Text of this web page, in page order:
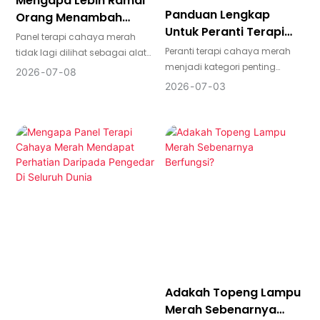
dalam atau kedua-duanya.
Orang Menambah
Panel Terapi Lampu
Merah Ke Dalam Rutin
Harian Mereka
Panel terapi cahaya merah
tidak lagi dilihat sebagai alat
kesejahteraan khusus sahaja.
pemulihan dan rutin
penjagaan diri yang lebih
konsisten dari rumah.
2026 07 08
Panduan Lengkap
Untuk Peranti Terapi
Lampu Merah
Peranti terapi cahaya merah
menjadi kategori penting
merentasi pasaran kecantikan,
ini memberikan gambaran
keseluruhan yang jelas tentang
jenis peranti, panjang
pembelian.
2026 07 03
Adakah Topeng Lampu
Merah Sebenarnya